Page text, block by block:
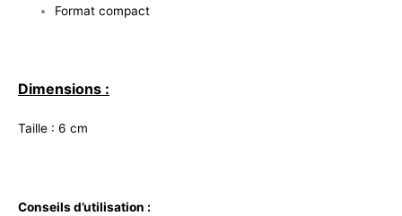
Format compact
Dimensions :
Taille : 6 cm
Conseils d’utilisation :